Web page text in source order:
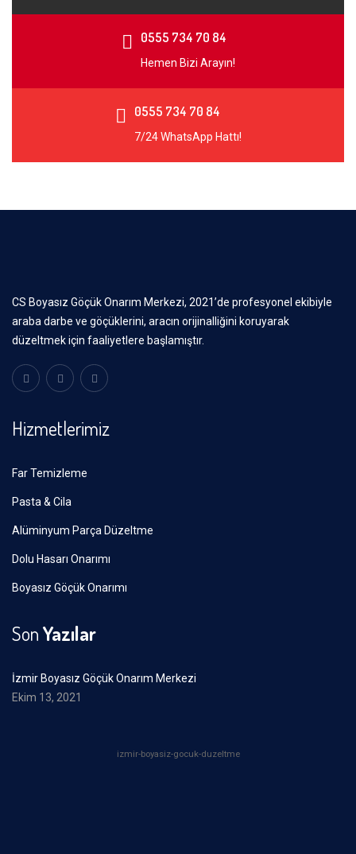
0555 734 70 84
Hemen Bizi Arayın!
0555 734 70 84
7/24 WhatsApp Hattı!
CS Boyasız Göçük Onarım Merkezi, 2021’de profesyonel ekibiyle
araba darbe ve göçüklerini, aracın orijinalliğini koruyarak
düzeltmek için faaliyetlere başlamıştır.
Hizmetlerimiz
Far Temizleme
Pasta & Cila
Alüminyum Parça Düzeltme
Dolu Hasarı Onarımı
Boyasız Göçük Onarımı
SonYazılar
İzmir Boyasız Göçük Onarım Merkezi
Ekim 13, 2021
izmir-boyasiz-gocuk-duzeltme